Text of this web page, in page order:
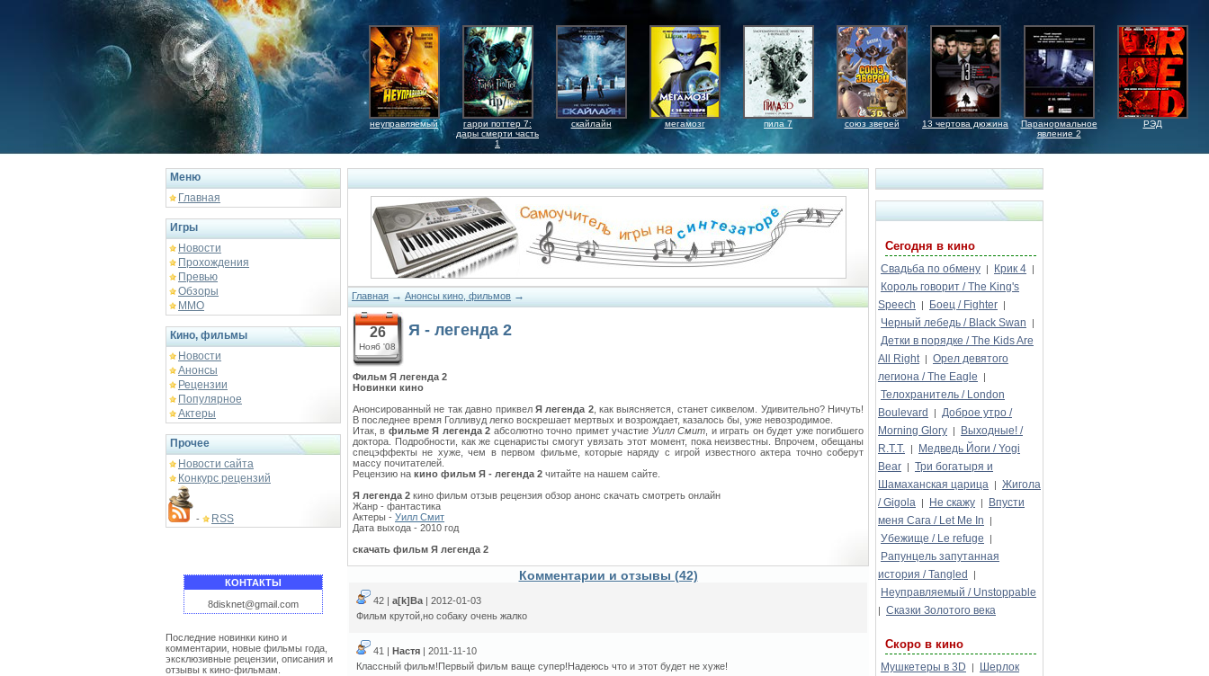
неуправляемый
гарри поттер 7:
дары смерти часть
1
скайлайн мегамозг пила 7 союз зверей 13 чертова дюжина
Паранормальное
явление 2
РЭД
Меню
Главная
Игры
Новости
Прохождения
Превью
Обзоры
ММО
Кино, фильмы
Новости
Анонсы
Рецензии
Популярное
Актеры
Прочее
Новости сайта
Конкурс рецензий
- RSS
КОНТАКТЫ
8disknet@gmail.com
Последние новинки кино и
комментарии, новые фильмы года,
эксклюзивные рецензии, описания и
отзывы к кино-фильмам.
Главная → Анонсы кино, фильмов →
26
Нояб '08
Я - легенда 2
Фильм Я легенда 2
Новинки кино
Анонсированный не так давно приквел Я легенда 2, как выясняется, станет сиквелом. Удивительно? Ничуть!
В последнее время Голливуд легко воскрешает мертвых и возрождает, казалось бы, уже невозродимое.
Итак, в фильме Я легенда 2 абсолютно точно примет участие Уилл Смит , и играть он будет уже погибшего
доктора. Подробности, как же сценаристы смогут увязать этот момент, пока неизвестны. Впрочем, обещаны
спецэффекты не хуже, чем в первом фильме, которые наряду с игрой известного актера точно соберут
массу почитателей.
Рецензию на кино фильм Я - легенда 2 читайте на нашем сайте.
Я легенда 2 кино фильм отзыв рецензия обзор анонс скачать смотреть онлайн
Жанр - фантастика
Актеры - Уилл Смит
Дата выхода - 2010 год
скачать фильм Я легенда 2
Комментарии и отзывы (42)
42 | a[k]Ba | 2012-01-03
Фильм крутой,но собаку очень жалко
41 | Настя | 2011-11-10
Классный фильм!Первый фильм ваще супер!Надеюсь что и этот будет не хуже!
Сегодня в кино
Свадьба по обмену | Крик 4 |
Король говорит / The King's
Speech
| Боец / Fighter |
Черный лебедь / Black Swan |
Детки в порядке / The Kids Are
All Right | Орел девятого
легиона / The Eagle
|
Телохранитель / London
Boulevard
| Доброе утро /
Morning Glory |
Выходные! /
R.T.T. |
Медведь Йоги / Yogi
Bear | Три богатыря и
Шамаханская царица | Жигола
/ Gigola | Не скажу |
Впусти
меня Сага / Let Me In
|
Убежище / Le refuge |
Рапунцель запутанная
история / Tangled
|
Неуправляемый / Unstoppable
| Сказки Золотого века
Скоро в кино
Мушкетеры в 3D |
Шерлок